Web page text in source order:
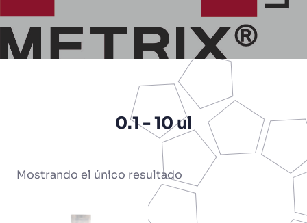
0.1 - 10 ul
Mostrando el único resultado